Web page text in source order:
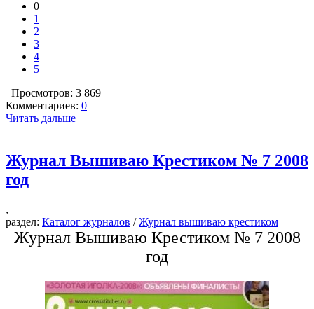
0
1
2
3
4
5
Просмотров: 3 869
Комментариев: 0
Читать дальше
Журнал Вышиваю Крестиком № 7 2008
год
,
раздел: Каталог журналов /Журнал вышиваю крестиком
Журнал Вышиваю Крестиком № 7 2008
год